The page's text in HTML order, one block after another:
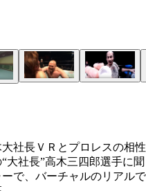
社長ＶＲとプロレスの相性
社長”高木三四郎選手に聞
で、バーチャルのリアルで